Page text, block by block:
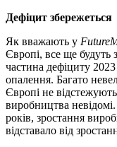
Дефіцит збережеться
Як вважають у
Європі, все ще будуть
частина дефіциту
опалення. Багато
Європі не
виробництва
років, зростання
відставало від